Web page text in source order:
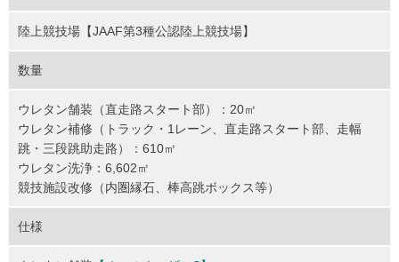
陸上競技場【JAAF第3種公認陸上競技場】
数量
ウレタン舗装（直走路スタート部）：20㎡
ウレタン補修（トラック・1レーン、直走路スタート部、走幅
跳・三段跳助走路）：610㎡
ウレタン洗浄：6,602㎡
競技施設改修（内圏縁石、棒高跳ボックス等）
仕様